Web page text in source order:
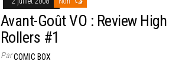
Avant-Goût VO : Review High
Rollers #1
ParCOMIC BOX